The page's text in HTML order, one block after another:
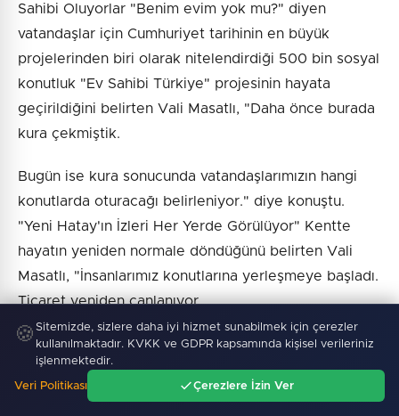
Sahibi Oluyorlar "Benim evim yok mu?" diyen
vatandaşlar için Cumhuriyet tarihinin en büyük
projelerinden biri olarak nitelendirdiği 500 bin sosyal
konutluk "Ev Sahibi Türkiye" projesinin hayata
geçirildiğini belirten Vali Masatlı, "Daha önce burada
kura çekmiştik.
Bugün ise kura sonucunda vatandaşlarımızın hangi
konutlarda oturacağı belirleniyor." diye konuştu.
"Yeni Hatay'ın İzleri Her Yerde Görülüyor" Kentte
hayatın yeniden normale döndüğünü belirten Vali
Masatlı, "İnsanlarımız konutlarına yerleşmeye başladı.
Ticaret yeniden canlanıyor.
Tarihi eserlerimiz bir bir ihya edilerek yeniden
kullanılmaya başlandı. Şehrimizde artık yeni bir
Hatay'ın izleri her yönüyle görülmeye başladı." dedi.
🍪 Sitemizde, sizlere daha iyi hizmet sunabilmek için çerezler
kullanılmaktadır. KVKK ve GDPR kapsamında kişisel verileriniz
işlenmektedir.
Veri Politikası Çerezlere İzin Ver
Gündem Ara Menü